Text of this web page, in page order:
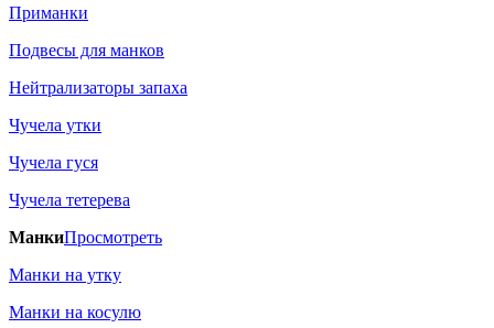
Приманки
Подвесы для манков
Нейтрализаторы запаха
Чучела утки
Чучела гуся
Чучела тетерева
МанкиПросмотреть
Манки на утку
Манки на косулю